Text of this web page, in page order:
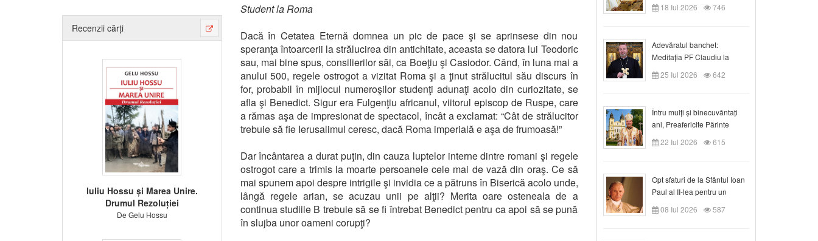
Recenzii cărți
Iuliu Hossu și Marea Unire.
Drumul Rezoluției
De Gelu Hossu
Student la Roma
Dacă în Cetatea Eternă domnea un pic de pace şi se aprinsese din nou
speranţa întoarcerii la strălucirea din antichitate, aceasta se datora lui Teodoric
sau, mai bine spus, consilierilor săi, ca Boeţiu şi Casiodor. Când, în luna mai a
anului 500, regele ostrogot a vizitat Roma şi a ţinut strălucitul său discurs în
for, probabil în mijlocul numeroşilor studenţi adunaţi acolo din curiozitate, se
afla şi Benedict. Sigur era Fulgenţiu africanul, viitorul episcop de Ruspe, care
a rămas aşa de impresionat de spectacol, încât a exclamat: “Cât de strălucitor
trebuie să fie Ierusalimul ceresc, dacă Roma imperială e aşa de frumoasă!”
Dar încântarea a durat puţin, din cauza luptelor interne dintre romani şi regele
ostrogot care a trimis la moarte persoanele cele mai de vază din oraş. Ce să
mai spunem apoi despre intrigile şi invidia ce a pătruns în Biserică acolo unde,
lângă regele arian, se acuzau unii pe alţii? Merita oare osteneala de a
continua studiile B trebuie să se fi întrebat Benedict pentru ca apoi să se pună
în slujba unor oameni corupţi?
18 Iul 2026 746
Adevăratul banchet:
Meditația PF Claudiu la
Duminica a VIII-a după
Rusalii
25 Iul 2026 642
Întru mulți și binecuvântați
ani, Preafericite Părinte
Claudiu!
22 Iul 2026 615
Opt sfaturi de la Sfântul Ioan
Paul al II-lea pentru un
creștin
08 Iul 2026 587